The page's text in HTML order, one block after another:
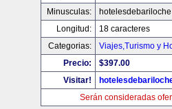
Minusculas:
Longitud:
18 caracteres
Categorias:
Viajes,Turismo y
Precio:
$397.00
Visitar!
Serán consideradas